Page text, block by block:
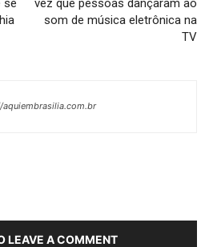
som de música eletrônica na
TV
LEAVE A COMMENT